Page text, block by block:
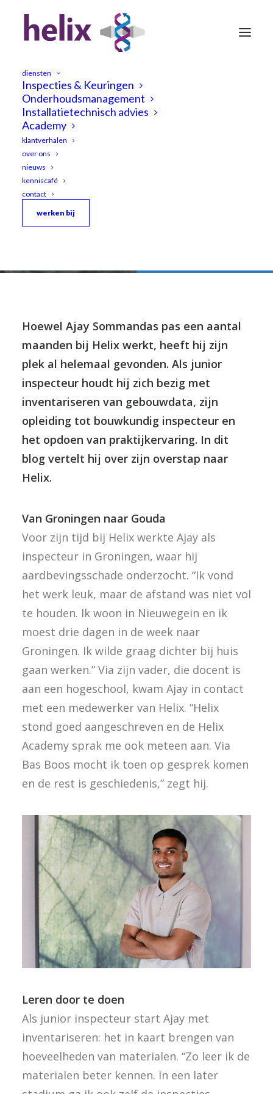
diensten
Inspecties & Keuringen
Onderhoudsmanagement
Installatietechnisch advies
Academy
klantverhalen
over ons
nieuws
kenniscafé
contact
werken bij
Junior
Sommandas:
thuis bij
Hoewel Ajay Sommandas pas een aantal
maanden bij Helix werkt, heeft hij zijn
plek al helemaal gevonden. Als junior
inspecteur houdt hij zich bezig met
inventariseren van gebouwdata, zijn
opleiding tot bouwkundig inspecteur en
het opdoen van praktijkervaring. In dit
blog vertelt hij over zijn overstap naar
Helix.
Van Groningen naar Gouda
Voor zijn tijd bij Helix werkte Ajay als
inspecteur in Groningen, waar hij
aardbevingsschade onderzocht. “Ik vond
het werk leuk, maar de afstand was niet vol
te houden. Ik woon in Nieuwegein en ik
moest drie dagen in de week naar
Groningen. Ik wilde graag dichter bij huis
gaan werken.” Via zijn vader, die docent is
aan een hogeschool, kwam Ajay in contact
met een medewerker van Helix. “Helix
stond goed aangeschreven en de Helix
Academy sprak me ook meteen aan. Via
Bas Boos mocht ik toen op gesprek komen
en de rest is geschiedenis,” zegt hij.
Leren door te doen
Als junior inspecteur start Ajay met
inventariseren: het in kaart brengen van
hoeveelheden van materialen. “Zo leer ik de
materialen beter kennen. In een later